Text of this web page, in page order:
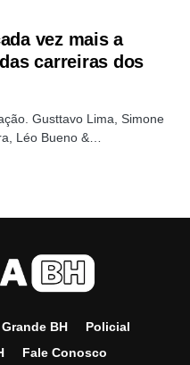
vez mais a
carreiras dos
Gusttavo Lima, Simone
Léo Bueno &…
Grande BH
Policial
Fale Conosco